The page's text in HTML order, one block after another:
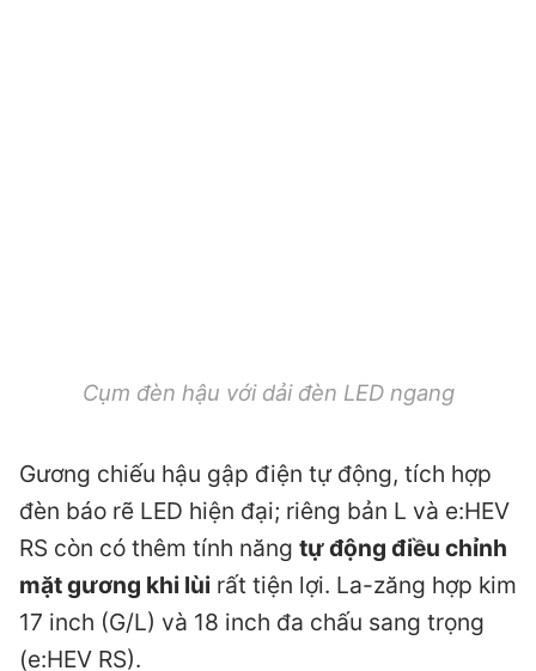
Cụm đèn hậu với dải đèn LED ngang
Gương chiếu hậu gập điện tự động, tích hợp
đèn báo rẽ LED hiện đại; riêng bản L và e:HEV
RS còn có thêm tính năng tự động điều chỉnh
mặt gương khi lùi rất tiện lợi. La-zăng hợp kim
17 inch (G/L) và 18 inch đa chấu sang trọng
(e:HEV RS).